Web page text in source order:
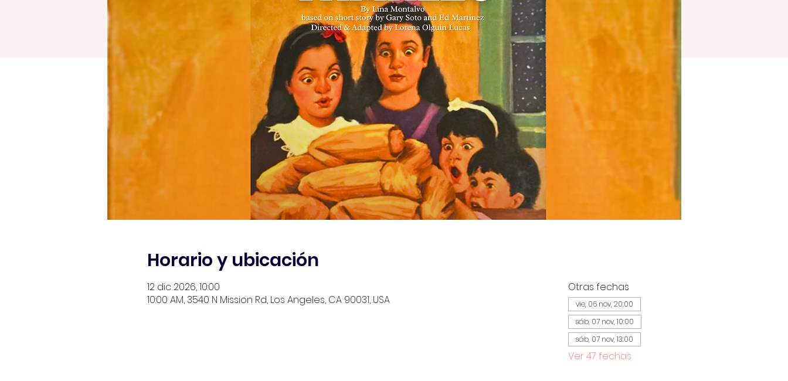
Horario y ubicación
12 dic 2026, 10:00
10:00 AM, 3540 N Mission Rd, Los Angeles, CA 90031, USA
Otras fechas
vie, 06 nov, 20:00
sáb, 07 nov, 10:00
sáb, 07 nov, 13:00
Ver 47 fechas